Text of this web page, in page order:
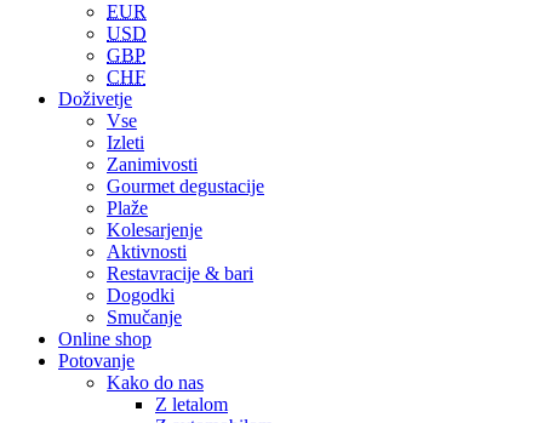
EUR
USD
GBP
CHF
Doživetje
Vse
Izleti
Zanimivosti
Gourmet degustacije
Plaže
Kolesarjenje
Aktivnosti
Restavracije & bari
Dogodki
Smučanje
Online shop
Potovanje
Kako do nas
Z letalom